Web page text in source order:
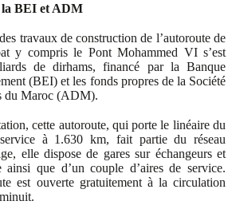
BEI et ADM
travaux de construction de l’autoroute de
y compris le Pont Mohammed VI s’est
de dirhams, financé par la Banque
(BEI) et les fonds propres de la Société
du Maroc (ADM).
cette autoroute, qui porte le linéaire du
à 1.630 km, fait partie du réseau
elle dispose de gares sur échangeurs et
ainsi que d’un couple d’aires de service.
est ouverte gratuitement à la circulation